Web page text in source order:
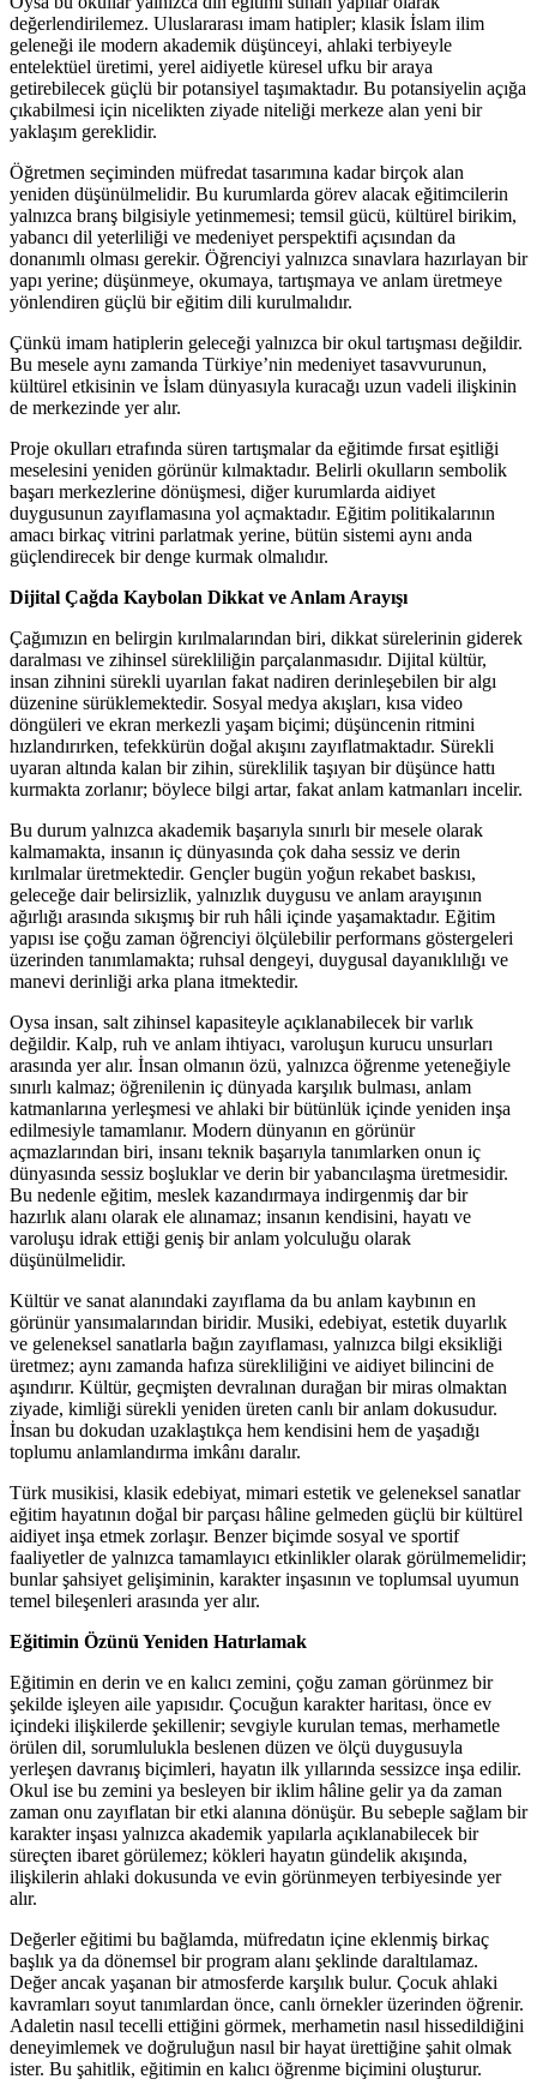
değerlendirilemez. Uluslararası imam hatipler; klasik İslam ilim
geleneği ile modern akademik düşünceyi, ahlaki terbiyeyle
entelektüel üretimi, yerel aidiyetle küresel ufku bir araya
getirebilecek güçlü bir potansiyel taşımaktadır. Bu potansiyelin açığa
çıkabilmesi için nicelikten ziyade niteliği merkeze alan yeni bir
yaklaşım gereklidir.
Öğretmen seçiminden müfredat tasarımına kadar birçok alan
yeniden düşünülmelidir. Bu kurumlarda görev alacak eğitimcilerin
yalnızca branş bilgisiyle yetinmemesi; temsil gücü, kültürel birikim,
yabancı dil yeterliliği ve medeniyet perspektifi açısından da
donanımlı olması gerekir. Öğrenciyi yalnızca sınavlara hazırlayan bir
yapı yerine; düşünmeye, okumaya, tartışmaya ve anlam üretmeye
yönlendiren güçlü bir eğitim dili kurulmalıdır.
Çünkü imam hatiplerin geleceği yalnızca bir okul tartışması değildir.
Bu mesele aynı zamanda Türkiye’nin medeniyet tasavvurunun,
kültürel etkisinin ve İslam dünyasıyla kuracağı uzun vadeli ilişkinin
de merkezinde yer alır.
Proje okulları etrafında süren tartışmalar da eğitimde fırsat eşitliği
meselesini yeniden görünür kılmaktadır. Belirli okulların sembolik
başarı merkezlerine dönüşmesi, diğer kurumlarda aidiyet
duygusunun zayıflamasına yol açmaktadır. Eğitim politikalarının
amacı birkaç vitrini parlatmak yerine, bütün sistemi aynı anda
güçlendirecek bir denge kurmak olmalıdır.
Dijital Çağda Kaybolan Dikkat ve Anlam Arayışı
Çağımızın en belirgin kırılmalarından biri, dikkat sürelerinin giderek
daralması ve zihinsel sürekliliğin parçalanmasıdır. Dijital kültür,
insan zihnini sürekli uyarılan fakat nadiren derinleşebilen bir algı
düzenine sürüklemektedir. Sosyal medya akışları, kısa video
döngüleri ve ekran merkezli yaşam biçimi; düşüncenin ritmini
hızlandırırken, tefekkürün doğal akışını zayıflatmaktadır. Sürekli
uyaran altında kalan bir zihin, süreklilik taşıyan bir düşünce hattı
kurmakta zorlanır; böylece bilgi artar, fakat anlam katmanları incelir.
Bu durum yalnızca akademik başarıyla sınırlı bir mesele olarak
kalmamakta, insanın iç dünyasında çok daha sessiz ve derin
kırılmalar üretmektedir. Gençler bugün yoğun rekabet baskısı,
geleceğe dair belirsizlik, yalnızlık duygusu ve anlam arayışının
ağırlığı arasında sıkışmış bir ruh hâli içinde yaşamaktadır. Eğitim
yapısı ise çoğu zaman öğrenciyi ölçülebilir performans göstergeleri
üzerinden tanımlamakta; ruhsal dengeyi, duygusal dayanıklılığı ve
manevi derinliği arka plana itmektedir.
Oysa insan, salt zihinsel kapasiteyle açıklanabilecek bir varlık
değildir. Kalp, ruh ve anlam ihtiyacı, varoluşun kurucu unsurları
arasında yer alır. İnsan olmanın özü, yalnızca öğrenme yeteneğiyle
sınırlı kalmaz; öğrenilenin iç dünyada karşılık bulması, anlam
katmanlarına yerleşmesi ve ahlaki bir bütünlük içinde yeniden inşa
edilmesiyle tamamlanır. Modern dünyanın en görünür
açmazlarından biri, insanı teknik başarıyla tanımlarken onun iç
dünyasında sessiz boşluklar ve derin bir yabancılaşma üretmesidir.
Bu nedenle eğitim, meslek kazandırmaya indirgenmiş dar bir
hazırlık alanı olarak ele alınamaz; insanın kendisini, hayatı ve
varoluşu idrak ettiği geniş bir anlam yolculuğu olarak
düşünülmelidir.
Kültür ve sanat alanındaki zayıflama da bu anlam kaybının en
görünür yansımalarından biridir. Musiki, edebiyat, estetik duyarlık
ve geleneksel sanatlarla bağın zayıflaması, yalnızca bilgi eksikliği
üretmez; aynı zamanda hafıza sürekliliğini ve aidiyet bilincini de
aşındırır. Kültür, geçmişten devralınan durağan bir miras olmaktan
ziyade, kimliği sürekli yeniden üreten canlı bir anlam dokusudur.
İnsan bu dokudan uzaklaştıkça hem kendisini hem de yaşadığı
toplumu anlamlandırma imkânı daralır.
Türk musikisi, klasik edebiyat, mimari estetik ve geleneksel sanatlar
eğitim hayatının doğal bir parçası hâline gelmeden güçlü bir kültürel
aidiyet inşa etmek zorlaşır. Benzer biçimde sosyal ve sportif
faaliyetler de yalnızca tamamlayıcı etkinlikler olarak görülmemelidir;
bunlar şahsiyet gelişiminin, karakter inşasının ve toplumsal uyumun
temel bileşenleri arasında yer alır.
Eğitimin Özünü Yeniden Hatırlamak
Eğitimin en derin ve en kalıcı zemini, çoğu zaman görünmez bir
şekilde işleyen aile yapısıdır. Çocuğun karakter haritası, önce ev
içindeki ilişkilerde şekillenir; sevgiyle kurulan temas, merhametle
örülen dil, sorumlulukla beslenen düzen ve ölçü duygusuyla
yerleşen davranış biçimleri, hayatın ilk yıllarında sessizce inşa edilir.
Okul ise bu zemini ya besleyen bir iklim hâline gelir ya da zaman
zaman onu zayıflatan bir etki alanına dönüşür. Bu sebeple sağlam bir
karakter inşası yalnızca akademik yapılarla açıklanabilecek bir
süreçten ibaret görülemez; kökleri hayatın gündelik akışında,
ilişkilerin ahlaki dokusunda ve evin görünmeyen terbiyesinde yer
alır.
Değerler eğitimi bu bağlamda, müfredatın içine eklenmiş birkaç
başlık ya da dönemsel bir program alanı şeklinde daraltılamaz.
Değer ancak yaşanan bir atmosferde karşılık bulur. Çocuk ahlaki
kavramları soyut tanımlardan önce, canlı örnekler üzerinden öğrenir.
Adaletin nasıl tecelli ettiğini görmek, merhametin nasıl hissedildiğini
deneyimlemek ve doğruluğun nasıl bir hayat ürettiğine şahit olmak
ister. Bu şahitlik, eğitimin en kalıcı öğrenme biçimini oluşturur.